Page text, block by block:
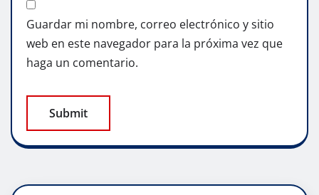
Guardar mi nombre, correo electrónico y sitio
web en este navegador para la próxima vez que
haga un comentario.